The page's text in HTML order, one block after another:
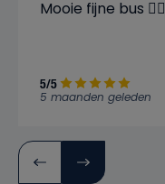
Mooie fijne bus 👍🏼
5/5
5 maanden geleden